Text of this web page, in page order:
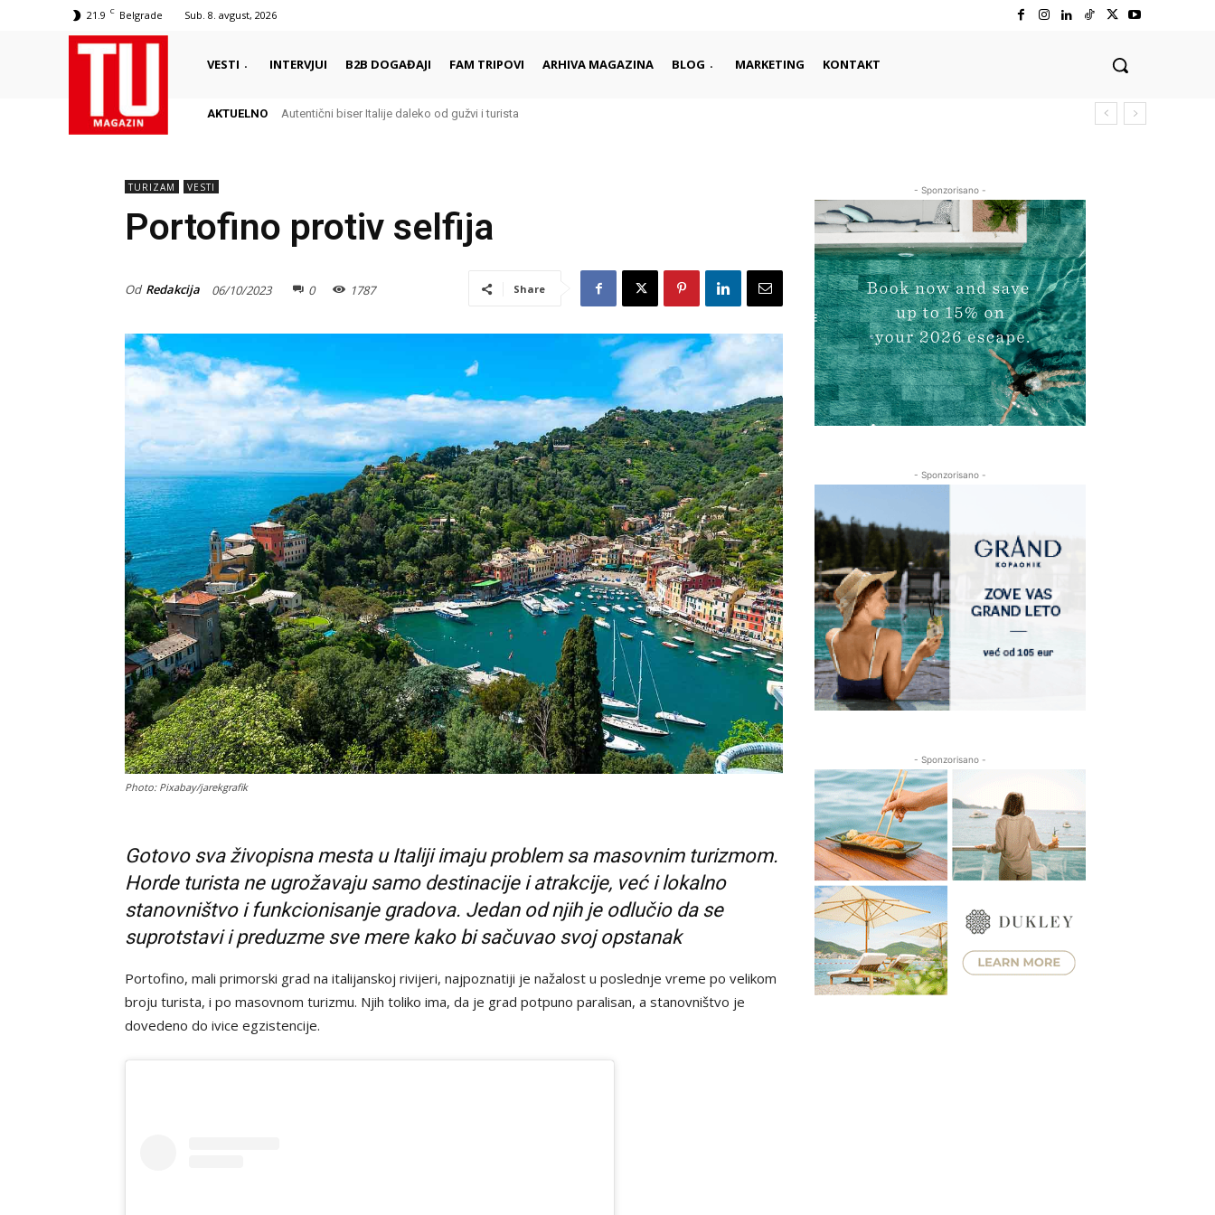
21.9 C Belgrade Sub. 8. avgust, 2026
VESTI INTERVJUI B2B DOGAĐAJI FAM TRIPOVI ARHIVA MAGAZINA BLOG MARKETING KONTAKT
AKTUELNO Delikates sa kojim Grci započinju i završavaju dan
Autentični biser Italije daleko od gužvi i turista
TURIZAM VESTI
Portofino protiv selfija
Od Redakcija 06/10/2023 0 1787 Share
Photo: Pixabay/jarekgrafik
Gotovo sva živopisna mesta u Italiji imaju problem sa masovnim turizmom.
Horde turista ne ugrožavaju samo destinacije i atrakcije, već i lokalno
stanovništvo i funkcionisanje gradova. Jedan od njih je odlučio da se
suprotstavi i preduzme sve mere kako bi sačuvao svoj opstanak
Portofino, mali primorski grad na italijanskoj rivijeri, najpoznatiji je nažalost u poslednje vreme po velikom
broju turista, i po masovnom turizmu. Njih toliko ima, da je grad potpuno paralisan, a stanovništvo je
dovedeno do ivice egzistencije.
- Sponzorisano -
- Sponzorisano -
- Sponzorisano -